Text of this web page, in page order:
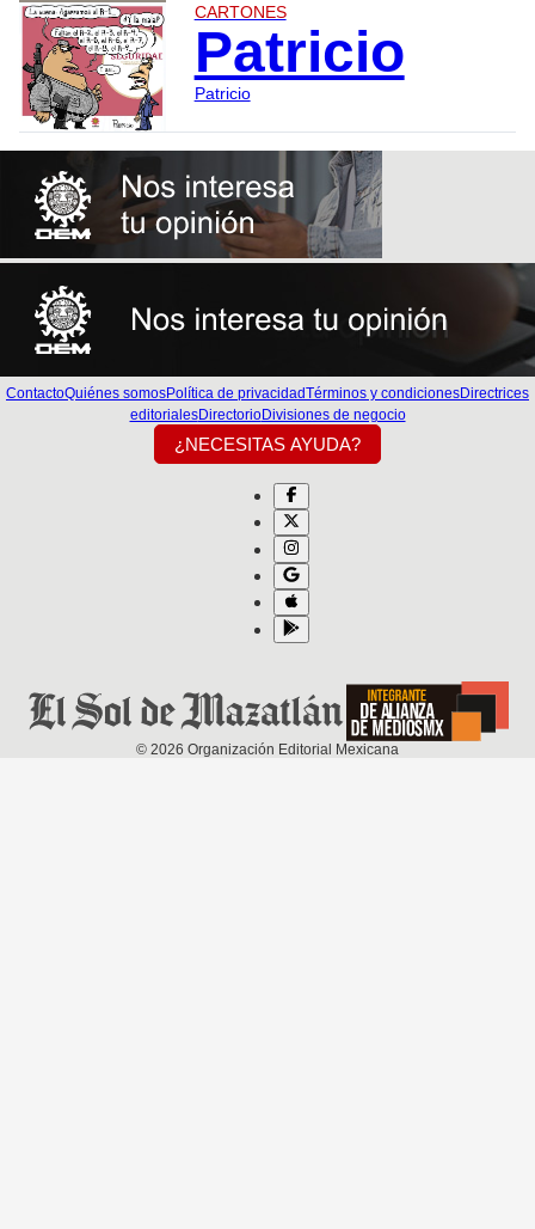
CARTONES
Patricio
Patricio
ContactoQuiénes somosPolítica de privacidadTérminos y condicionesDirectrices
editorialesDirectorioDivisiones de negocio
¿NECESITAS AYUDA?
© 2026 Organización Editorial Mexicana